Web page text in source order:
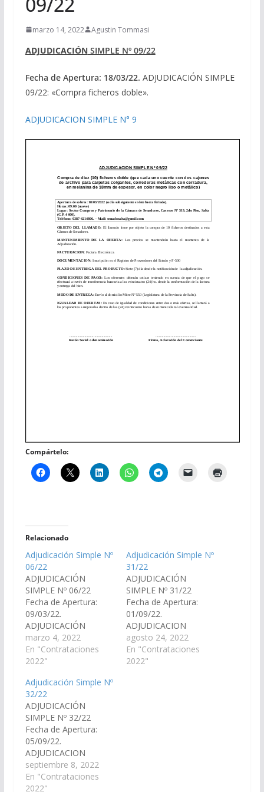
marzo 14, 2022 Agustin Tommasi
ADJUDICACIÓNSIMPLE Nº 09/22
Fecha de Apertura: 18/03/22. ADJUDICACIÓN SIMPLE
09/22: «Compra ficheros doble».
ADJUDICACION SIMPLE N° 9
Compártelo:
Relacionado
Adjudicación Simple Nº
06/22
ADJUDICACIÓN
SIMPLE Nº 06/22
Fecha de Apertura:
09/03/22.
ADJUDICACIÓN
SIMPLE 06/22:
«Compra de articulos
de libreria».
SIMPLE N° 6
marzo 4, 2022
En "Contrataciones
2022"
Adjudicación Simple Nº
31/22
ADJUDICACIÓN
SIMPLE Nº 31/22
Fecha de Apertura:
01/09/22.
ADJUDICACION
SIMPLE N° 31
agosto 24, 2022
En "Contrataciones
2022"
Adjudicación Simple Nº
32/22
ADJUDICACIÓN
SIMPLE Nº 32/22
Fecha de Apertura:
05/09/22.
ADJUDICACION
SIMPLE N° 32
septiembre 8, 2022
En "Contrataciones
2022"